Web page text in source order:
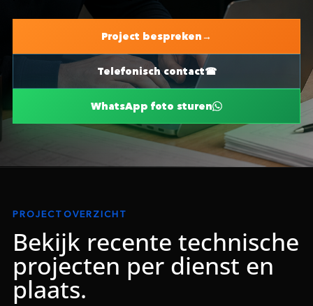
Project bespreken
Telefonisch contact
WhatsApp foto sturen
PROJECTOVERZICHT
Bekijk recente technische
projecten per dienst en
plaats.